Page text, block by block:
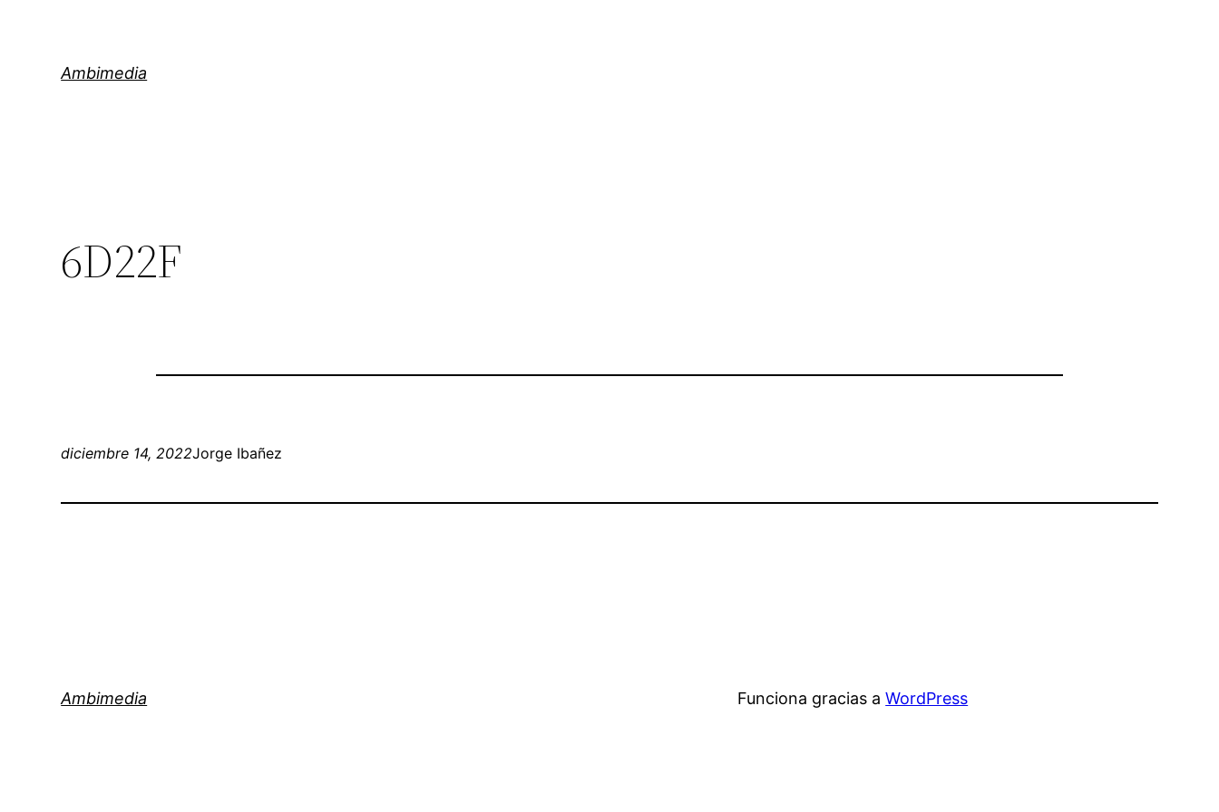
Ambimedia
6D22F
diciembre 14, 2022Jorge Ibañez
Ambimedia Funciona gracias aWordPress